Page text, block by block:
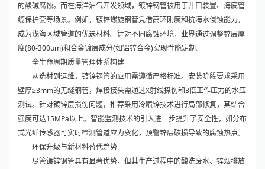
的酸碱腐蚀。而在海洋油气开发领域，镀锌钢管被用于井口装置、海底管
缆保护套等场景。例如，镀锌螺旋钢管凭借高环刚度和抗海水侵蚀能力，
成为浅海区域管道的优选材料。针对不同腐蚀环境，业界通过调整锌层厚
度(80-300μm)和合金镀层成分(如铝锌合金)实现性能定制。
全生命周期质量管理体系构建
从选材到运维，镀锌钢管的应用需遵循严格标准。安装阶段要求采用
壁厚≥3mm的无缝钢管，焊接接头需通过X射线探伤和3倍工作压力的水压
测试。针对镀锌层损伤问题，推荐采用冷喷锌技术进行局部修复，其结合
强度可达15MPa以上。智能监测技术的引入进一步提升了安全性，如分布
式光纤传感器可实时检测管道应力变化，预警锌层破损导致的腐蚀热点。
环保升级与新材料替代趋势
尽管镀锌钢管具有显著优势，但其生产过程中的酸洗废水、锌烟排放